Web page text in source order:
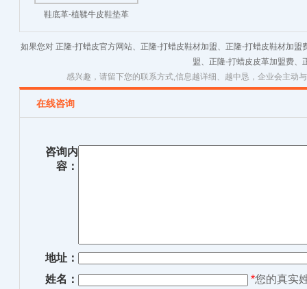
鞋底革-植鞣牛皮鞋垫革
如果您对 正隆-打蜡皮官方网站、正隆-打蜡皮鞋材加盟、正隆-打蜡皮鞋材加
盟、正隆-打蜡皮皮革加盟费、
感兴趣，请留下您的联系方式,信息越详细、越中恳，企业会主动
在线咨询
咨询内
容：
地址：
姓名：
*您的真实